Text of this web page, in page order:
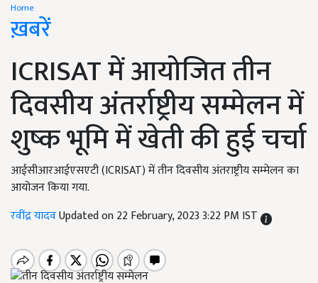
Home
ख़बरें
ICRISAT में आयोजित तीन
दिवसीय अंतर्राष्ट्रीय सम्मेलन में
शुष्क भूमि में खेती की हुई चर्चा
आईसीआरआईएसएटी (ICRISAT) में तीन दिवसीय अंतराष्ट्रीय सम्मेलन का
आयोजन किया गया.
रवींद्र यादवUpdated on 22 February, 2023 3:22 PM IST